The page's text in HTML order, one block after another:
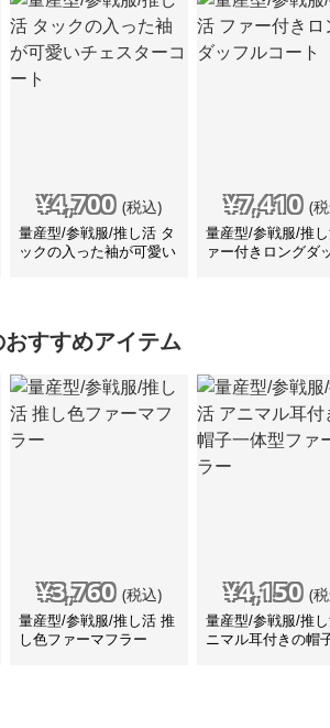
¥4,700 (税込)
量産型/参戦服/推し活 タ
ックの入った袖が可愛い
¥7,410 (
量産型/参戦服/推
ァー付きロングダ
おすすめアイテム
¥3,760 (税込)
量産型/参戦服/推し活 推
し色ファーマフラー
¥4,150 (
量産型/参戦服/推
ニマル耳付きの帽